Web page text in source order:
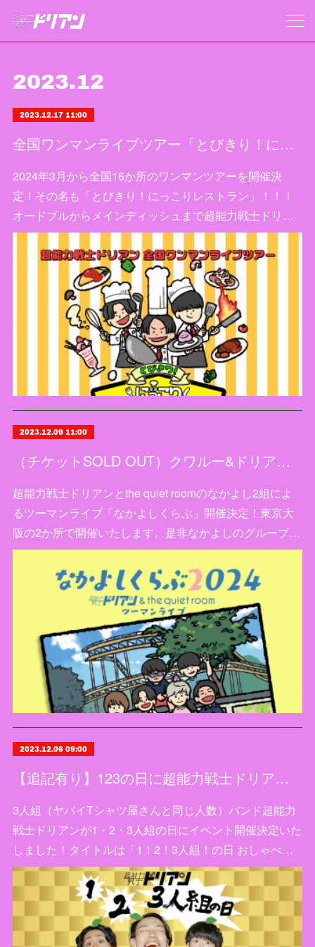
2023.12
2023.12.17 11:00
全国ワンマンライブツアー「とびきり！にっこりレストラン」開催決定！
2024年3月から全国16か所のワンマンツアーを開催決
定！その名も「とびきり！にっこりレストラン」！！！
オードブルからメインディッシュまで超能力戦士ドリ…
2023.12.09 11:00
（チケットSOLD OUT）クワルー&ドリアン「なかよしくらぶ2024」開催決定！
超能力戦士ドリアンとthe quiet roomのなかよし2組によ
るツーマンライブ「なかよしくらぶ」開催決定！東京大
阪の2か所で開催いたします。是非なかよしのグルーブ…
2023.12.06 09:00
【追記有り】123の日に超能力戦士ドリアンイベント開催決定！
3人組（ヤバイTシャツ屋さんと同じ人数）バンド超能力
戦士ドリアンが1・2・3人組の日にイベント開催決定いた
しました！タイトルは「1！2！3人組！の日 おしゃべ…